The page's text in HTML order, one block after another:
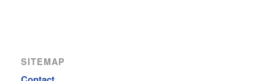
SITEMAP